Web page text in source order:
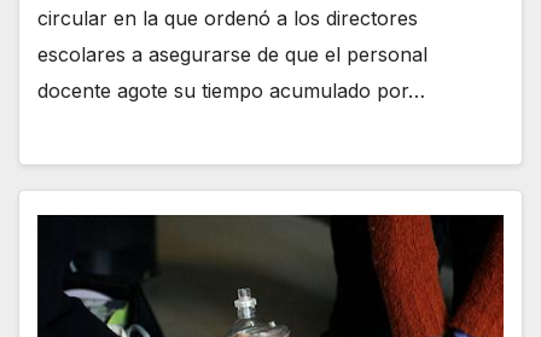
circular en la que ordenó a los directores
escolares a asegurarse de que el personal
docente agote su tiempo acumulado por…